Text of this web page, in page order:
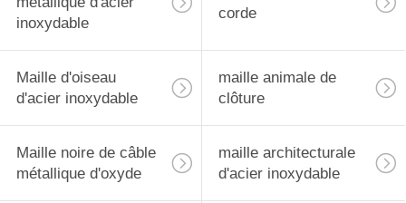
inoxydable
corde
Maille d'oiseau
d'acier inoxydable
maille animale de
clôture
Maille noire de câble
métallique d'oxyde
maille architecturale
d'acier inoxydable